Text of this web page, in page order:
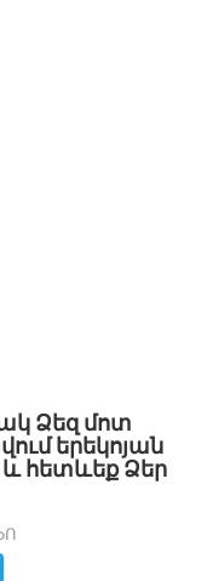
Ձեզ մոտ
երեկոյան
հետևեք Ձեր